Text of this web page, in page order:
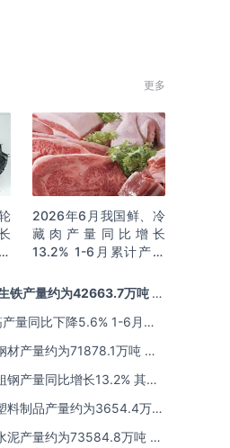
更多
2026年6月我国鲜、冷
藏肉产量同比增长
13.2% 1-6月累计产量
铁产量约为42663.7万吨 同
产量占比22.7%排名第一
量同比下降5.6% 1-6月累
材产量约为71878.1万吨 同
以超亿吨产量排名第一
产量同比增长13.2% 其中
居首位
料制品产量约为3654.4万吨
别占比18.9%、16.0%
泥产量约为73584.8万吨 同